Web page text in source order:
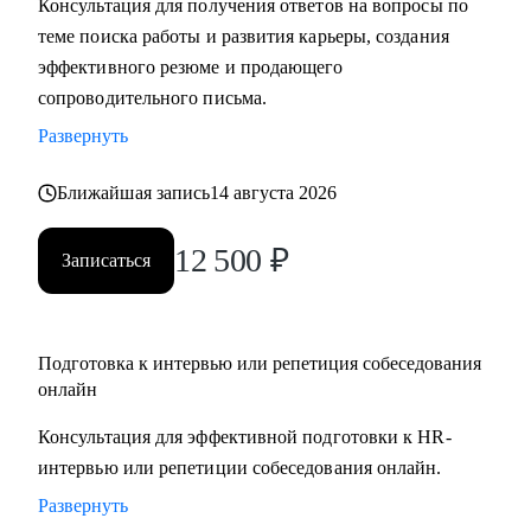
• Подготовлю вас к собеседованию и дам практические
рекомендации для успешного ведения сложных
в карьере, которая принесет вам максимальную
реализацию и доход
Разработаю быструю и эффективную стратегию поиска
новой работы
стали лучшим кандидатом в команде
• Разработаю личный пошаговый план (дорожную карту)
для быстрого и успешного перехода на новую, более
проверенные методики для преодоления выгорания и
Консультация для получения ответов на вопросы по
теме поиска работы и развития карьеры, создания
эффективного резюме и продающего
сопроводительного письма.
Развернуть
Ближайшая запись14 августа 2026
Записаться 12 500 ₽
Подготовка к интервью или репетиция собеседования
онлайн
Консультация для эффективной подготовки к HR-
интервью или репетиции собеседования онлайн.
Развернуть